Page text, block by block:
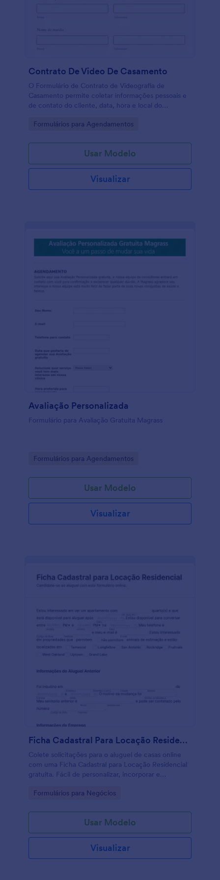
Contrato De Video De Casamento
O Formulário de Contrato de Videografia de
Casamento permite coletar informações pessoais e
de contato do cliente, data, hora e local do
consentimento do cliente para cada cláusula com
modelo com uma variedade de widgets, adicionar
seu logotipo, fontes, cores e incorporá-lo ao seu site
ou usá-lo como um formulário independente.
Go to Category:
Formulários para Agendamentos
Usar Modelo
Visualizar
Avaliação Personalizada
Formulário para Avaliação Gratuita Magrass
Go to Category:
Formulários para Agendamentos
Usar Modelo
Visualizar
Ficha Cadastral Para Locação Residencial
Colete solicitações para o aluguel de casas online
com uma Ficha Cadastral para Locação Residencial
gratuita. Fácil de personalizar, incorporar e
aplicativos.
Go to Category:
Formulários para Negócios
Usar Modelo
Visualizar